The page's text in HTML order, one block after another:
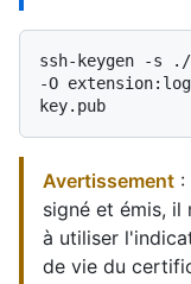
ssh-keygen -s
-O
Avertissement :
signé et émis, il
à utiliser
de vie du